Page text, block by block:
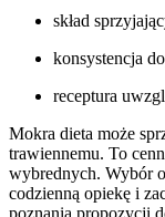
skład
konsystencja
receptura
Mokra dieta może
trawiennemu. To
wybrednych. Wybór
codzienną opiekę i
poznania propozycji